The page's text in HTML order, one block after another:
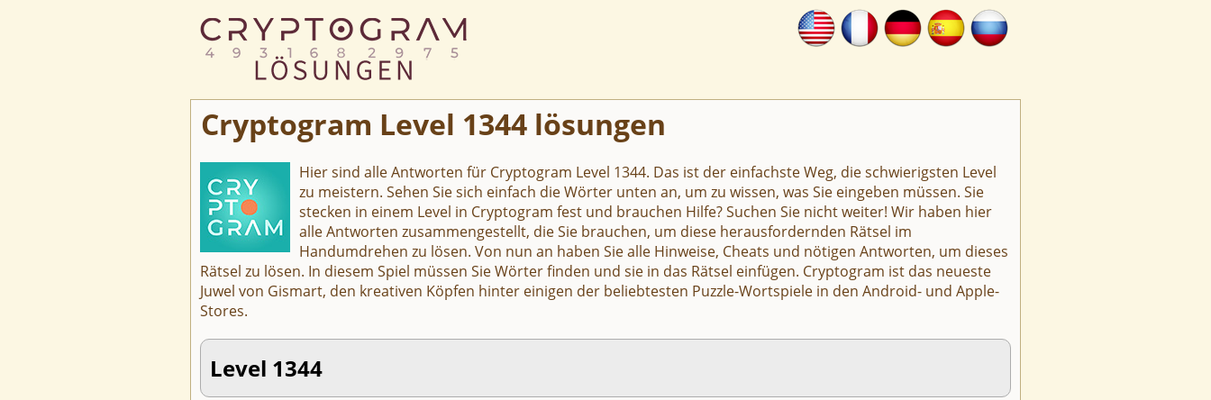
Cryptogram Level 1344 lösungen
Hier sind alle Antworten für Cryptogram Level 1344. Das ist der einfachste Weg, die schwierigsten Level
zu meistern. Sehen Sie sich einfach die Wörter unten an, um zu wissen, was Sie eingeben müssen. Sie
stecken in einem Level in Cryptogram fest und brauchen Hilfe? Suchen Sie nicht weiter! Wir haben hier
alle Antworten zusammengestellt, die Sie brauchen, um diese herausfordernden Rätsel im
Handumdrehen zu lösen. Von nun an haben Sie alle Hinweise, Cheats und nötigen Antworten, um dieses
Rätsel zu lösen. In diesem Spiel müssen Sie Wörter finden und sie in das Rätsel einfügen. Cryptogram ist das neueste
Juwel von Gismart, den kreativen Köpfen hinter einigen der beliebtesten Puzzle-Wortspiele in den Android- und Apple-
Stores.
Level 1344